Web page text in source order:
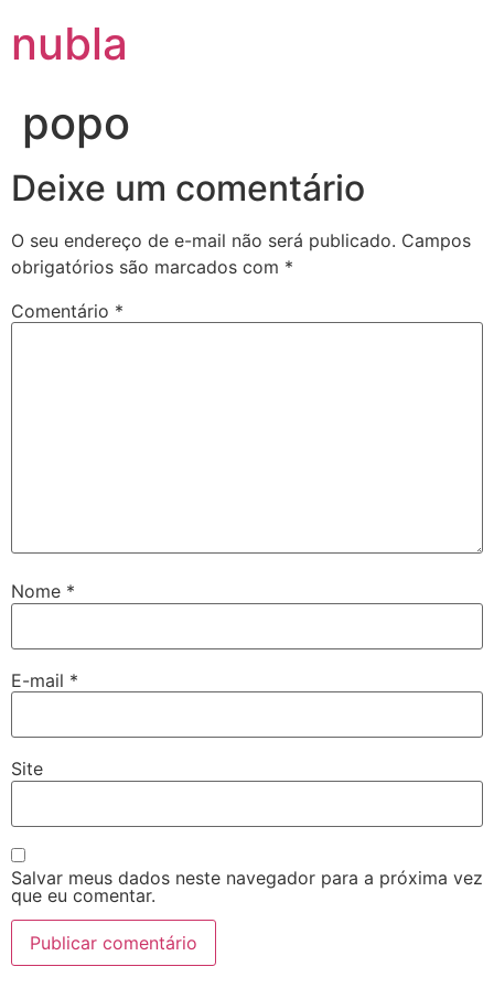
nubla
popo
Deixe um comentário
O seu endereço de e-mail não será publicado. Campos
obrigatórios são marcados com *
Comentário *
Nome *
E-mail *
Site
Salvar meus dados neste navegador para a próxima vez
que eu comentar.